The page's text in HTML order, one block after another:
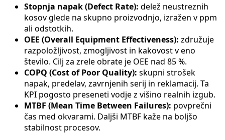
Stopnja napak (Defect Rate): delež neustreznih
kosov glede na skupno proizvodnjo, izražen v ppm
ali odstotkih.
OEE (Overall Equipment Effectiveness): združuje
razpoložljivost, zmogljivost in kakovost v eno
število. Cilj za zrele obrate je OEE nad 85 %.
COPQ (Cost of Poor Quality): skupni strošek
napak, predelav, zavrnjenih serij in reklamacij. Ta
KPI pogosto preseneti vodje z višino realnih izgub.
MTBF (Mean Time Between Failures): povprečni
čas med okvarami. Daljši MTBF kaže na boljšo
stabilnost procesov.